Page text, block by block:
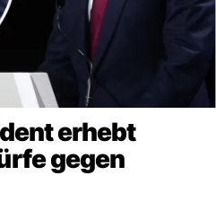
erhebt
gegen